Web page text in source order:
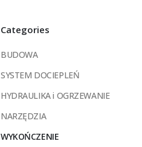
Categories
BUDOWA
SYSTEM DOCIEPLEŃ
HYDRAULIKA i OGRZEWANIE
NARZĘDZIA
WYKOŃCZENIE